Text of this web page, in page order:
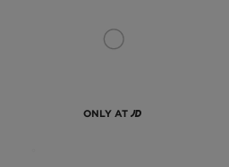
ONLY AT